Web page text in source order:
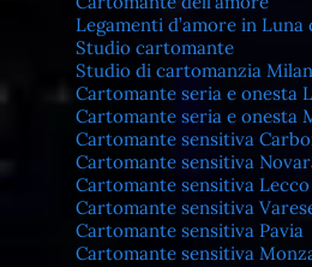
Legamenti d’amore in Luna
Studio cartomante
Studio di cartomanzia
Cartomante seria e onesta
Cartomante seria e onesta
Cartomante sensitiva
Cartomante sensitiva
Cartomante sensitiva Lecco
Cartomante sensitiva
Cartomante sensitiva Pavia
Cartomante sensitiva